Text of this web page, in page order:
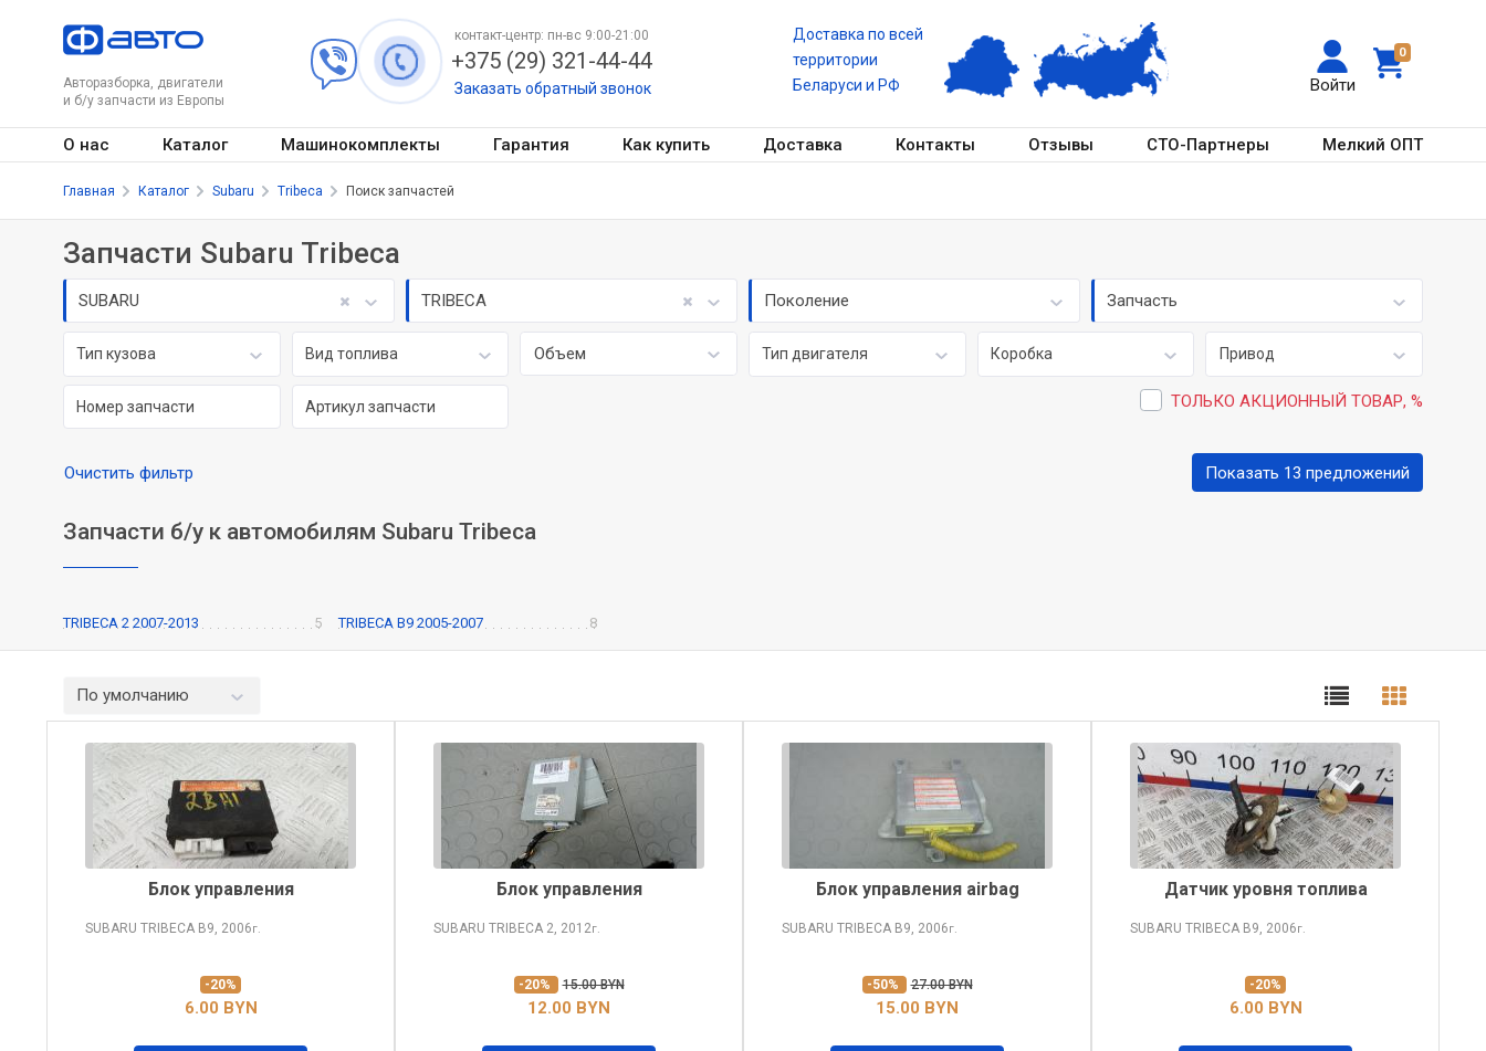
Авторазборка, двигатели
и б/у запчасти из Европы
0
Войти
контакт-центр: пн-вс 9:00-21:00
+375 (29) 321-44-44
Заказать обратный звонок
Доставка по всей
территории
Беларуси и РФ
О нас Каталог Машинокомплекты Гарантия Как купить Доставка Контакты Отзывы СТО-Партнеры Мелкий ОПТ
Главная Каталог Subaru Tribeca Поиск запчастей
Запчасти Subaru Tribeca
SUBARU TRIBECA Поколение Запчасть
Тип кузова Вид топлива Объем Тип двигателя Коробка Привод
ТОЛЬКО АКЦИОННЫЙ ТОВАР, %
Очистить фильтр Показать 13 предложений
Запчасти б/у к автомобилям Subaru Tribeca
TRIBECA 2 2007-2013 5 TRIBECA B9 2005-2007 8
По умолчанию
Блок управления
SUBARU TRIBECA B9, 2006г.
-20%
6.00 BYN
Блок управления
SUBARU TRIBECA 2, 2012г.
-20% 15.00 BYN
12.00 BYN
Блок управления airbag
SUBARU TRIBECA B9, 2006г.
-50% 27.00 BYN
15.00 BYN
Датчик уровня топлива
SUBARU TRIBECA B9, 2006г.
-20%
6.00 BYN